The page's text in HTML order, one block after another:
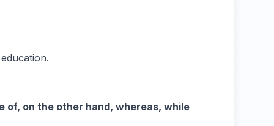
of, on the other hand, whereas, while